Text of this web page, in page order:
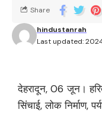
Last updated:
hindustanrah
Share
देहरादून, 06 जून।
सिंचाई, लोक निर्माण,